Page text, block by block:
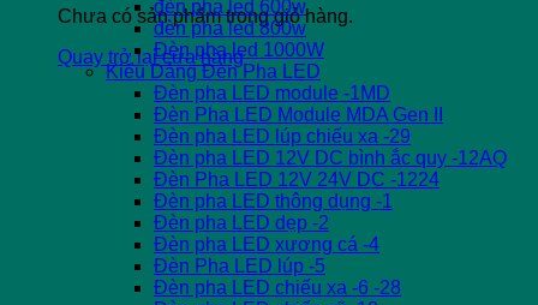
Chưa có sản phẩm trong giỏ hàng.
Quay trở lại cửa hàng
đèn pha led 600w
đèn pha led 800w
Đèn pha led 1000W
Kiểu Dáng Đèn Pha LED
Đèn pha LED module -1MD
Đèn Pha LED Module MDA Gen II
Đèn pha LED lúp chiếu xa -29
Đèn pha LED 12V DC bình ắc quy -12AQ
Đèn Pha LED 12V 24V DC -1224
Đèn pha LED thông dụng -1
Đèn pha LED dẹp -2
Đèn pha LED xương cá -4
Đèn Pha LED lúp -5
Đèn pha LED chiếu xa -6 -28